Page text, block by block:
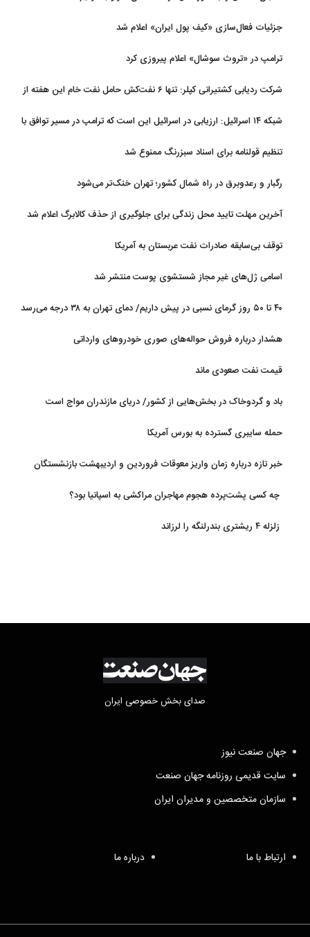
جزئیات فعال‌سازی «کیف پول ایران» اعلام شد
ترامپ در «تروث سوشال» اعلام پیروزی کرد
شرکت ردیابی کشتیرانی کپلر: تنها ۶ نفت‌کش حامل نفت خام این هفته از
شبکه ۱۴ اسرائیل: ارزیابی در اسرائیل این است که ترامپ در مسیر توافق با
تنظیم قولنامه برای اسناد سبزرنگ ممنوع شد
رگبار و رعدوبرق در راه شمال کشور؛ تهران خنک‌تر می‌شود
آخرین مهلت تایید محل زندگی برای جلوگیری از حذف کالابرگ اعلام شد
توقف بی‌سابقه صادرات نفت عربستان به آمریکا
اسامی ژل‌های غیر مجاز شستشوی پوست منتشر شد
۴۰ تا ۵۰ روز گرمای نسبی در پیش داریم/ دمای تهران به ۳۸ درجه می‌رسد
هشدار درباره فروش حواله‌های صوری خودروهای وارداتی
قیمت نفت صعودی ماند
باد و گردوخاک در بخش‌هایی از کشور/ دریای مازندران مواج است
حمله سایبری گسترده به بورس آمریکا
خبر تازه درباره زمان واریز معوقات فروردین و اردیبهشت بازنشستگان
چه کسی پشت‌پرده هجوم مهاجران مراکشی به اسپانیا بود؟
زلزله ۴ ریشتری بندرلنگه را لرزاند
صدای بخش خصوصی ایران
جهان صنعت نیوز
سایت قدیمی روزنامه جهان صنعت
سازمان متخصصین و مدیران ایران
ارتباط با ما درباره ما